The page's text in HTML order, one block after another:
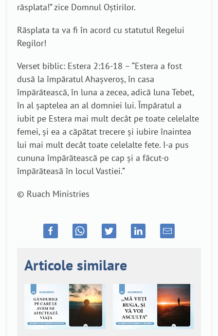
răsplata!” zice Domnul Oștirilor.
Răsplata ta va fi în acord cu statutul Regelui
Regilor!
Verset biblic: Estera 2:16-18 – “Estera a fost
dusă la împăratul Ahașveroș, în casa
împărătească, în luna a zecea, adică luna Tebet,
în al șaptelea an al domniei lui. Împăratul a
iubit pe Estera mai mult decât pe toate celelalte
femei, și ea a căpătat trecere și iubire înaintea
lui mai mult decât toate celelalte fete. I-a pus
cununa împărătească pe cap și a făcut-o
împărăteasă în locul Vastiei.”
© Ruach Ministries
Articole similare